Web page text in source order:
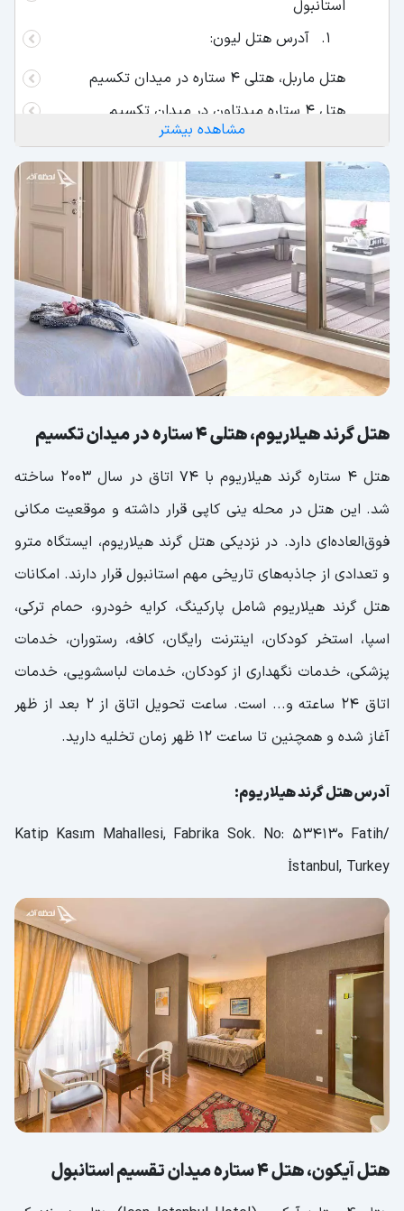
استانبول
آدرس هتل لیون:
هتل ماربل، هتلی 4 ستاره در میدان تکسیم
هتل 4 ستاره میدتاون در میدان تکسیم
آدرس هتل میدتاون:
هتل گرند اوزتانیک، هتل 4 ستاره میدان تقسیم
آدرس هتل گرند اوزتانیک:
هتل فرونیا، هتلی 4 ستاره در میدان تقسیم
آدرس هتل فرونیا:
هتل گرین پارک میدان تکسیم
هتل پرا تولیپ، هتل 4 ستاره میدان تقسیم
آدرس هتل پرا تولیپ:
هتل کریستال در میدان تقسیم استانبول
هتل تایتانیک سیتی استانبول
هتل تکسیم گونن میدان تقسیم
آدرس هتل ریوا تکسیم:
هتل وایت مونارک میدان تکسیم در استانبول
مشاهده بیشتر
هتل گرند هیلاریوم، هتلی 4 ستاره در میدان تکسیم
هتل 4 ستاره گرند هیلاریوم با 74 اتاق در سال 2003 ساخته
شد. این هتل در محله ینی کاپی قرار داشته و موقعیت مکانی
فوق‌العاده‌ای دارد. در نزدیکی هتل گرند هیلاریوم، ایستگاه مترو
و تعدادی از جاذبه‌های تاریخی مهم استانبول قرار دارند. امکانات
هتل گرند هیلاریوم شامل پارکینگ، کرایه خودرو، حمام ترکی،
اسپا، استخر کودکان، اینترنت رایگان، کافه، رستوران، خدمات
پزشکی، خدمات نگهداری از کودکان، خدمات لباسشویی، خدمات
اتاق 24 ساعته و... است. ساعت تحویل اتاق از 2 بعد از ظهر
آغاز شده و همچنین تا ساعت 12 ظهر زمان تخلیه دارید.
آدرس هتل گرند هیلاریوم:
Katip Kasım Mahallesi, Fabrika Sok. No: 534130 Fatih/
İstanbul, Turkey
هتل آیکون، هتل 4 ستاره میدان تقسیم استانبول